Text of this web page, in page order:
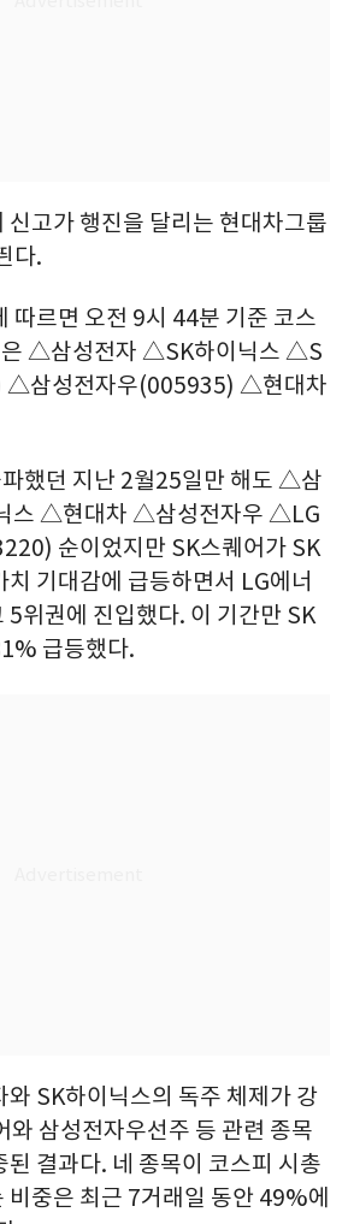
신고가 행진을 달리는 현대차그룹
다.
따르면 오전 9시 44분 기준 코스
은 △삼성전자 △SK하이닉스 △S
△삼성전자우(005935) △현대차
했던 지난 2월25일만 해도 △삼
스 △현대차 △삼성전자우 △LG
순이었지만 SK스퀘어가 SK
기대감에 급등하면서 LG에너
5위권에 진입했다. 이 기간만 SK
급등했다.
와 SK하이닉스의 독주 체제가 강
와 삼성전자우선주 등 관련 종목
된 결과다. 네 종목이 코스피 시총
비중은 최근 7거래일 동안 49%에